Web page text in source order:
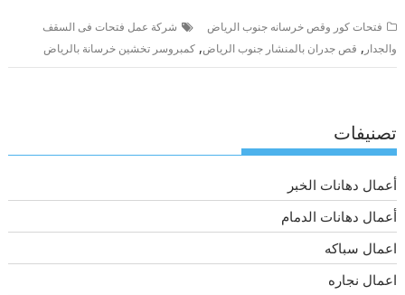
فتحات كور وقص خرسانه جنوب الرياض
شركة عمل فتحات فى السقف
والجدار , قص جدران بالمنشار جنوب الرياض,كمبروسر تخشين خرسانة بالرياض
تصنيفات
أعمال دهانات الخبر
أعمال دهانات الدمام
اعمال سباكه
اعمال نجاره